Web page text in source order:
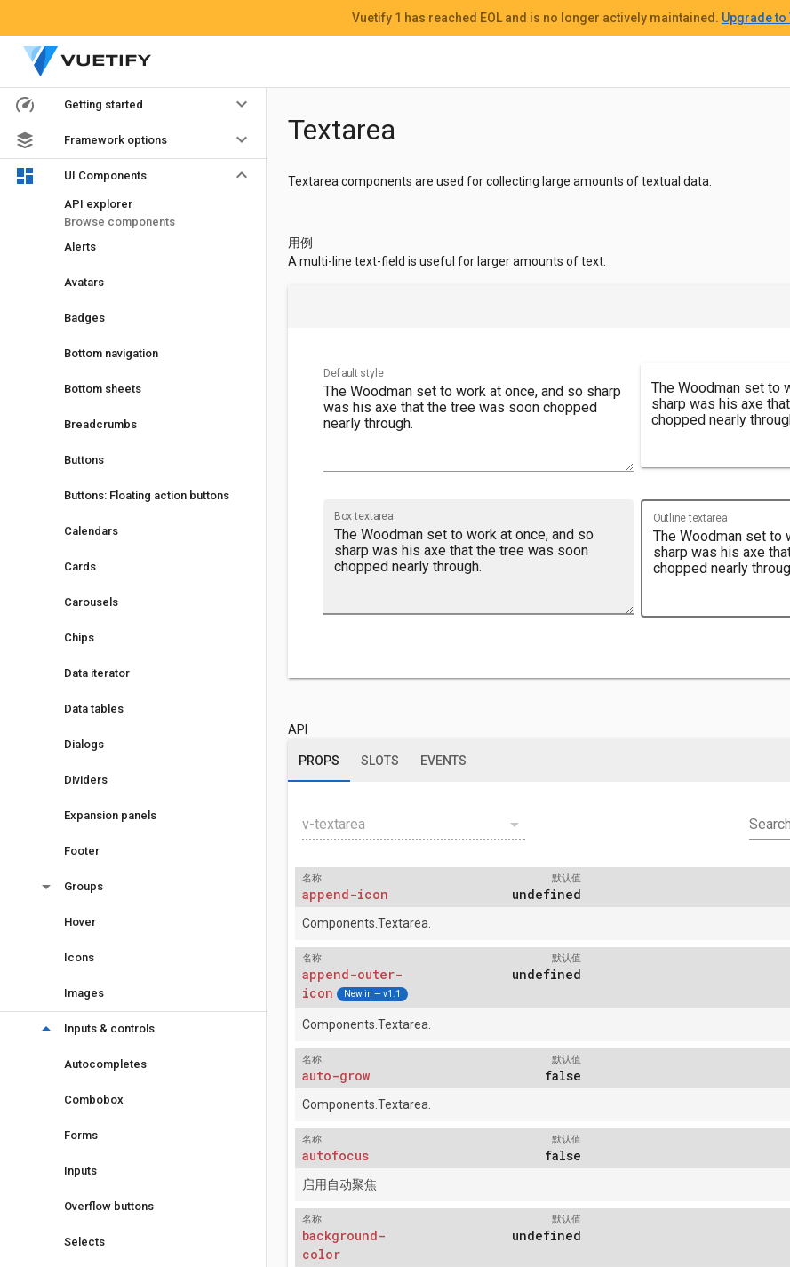
Getting started keyboard_arrow_down
Framework options keyboard_arrow_down
UI Components keyboard_arrow_down
API explorer
Browse components
Alerts
Avatars
Badges
Bottom navigation
Bottom sheets
Breadcrumbs
Buttons
Buttons: Floating action buttons
Calendars
Cards
Carousels
Chips
Data iterator
Data tables
Dialogs
Dividers
Expansion panels
Footer
arrow_drop_down Groups
Hover
Icons
Images
arrow_drop_down Inputs & controls
Autocompletes
Combobox
Forms
Inputs
Overflow buttons
Selects
Textarea
Textarea components are used for collecting large amounts of textual data.
用例
A multi-line text-field is useful for larger amounts of text.
Default style
Box textarea Outline textarea
API
PROPS SLOTS EVENTS
v-textarea arrow_drop_down
名称
append-icon
默认值
undefined
Components.Textarea.
名称
append-outer-
icon
New in — v1.1
默认值
undefined
Components.Textarea.
名称
auto-grow
默认值
false
Components.Textarea.
名称
autofocus
默认值
false
启用自动聚焦
名称
background-
color
默认值
undefined
Vuetify 1 has reached EOL and is no longer actively maintained. Upgrade to